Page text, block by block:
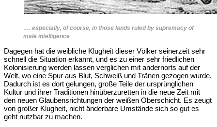
…. especially, of course, in those lands ruled by supremacy of
male intelligence
Dagegen hat die weibliche Klugheit dieser Völker seinerzeit sehr
schnell die Situation erkannt, und es zu einer sehr friedlichen
Kolonisierung werden lassen verglichen mit andernorts auf der
Welt, wo eine Spur aus Blut, Schweiß und Tränen gezogen wurde.
Dadurch ist es dort gelungen, große Teile der ursprünglichen
Kultur und ihrer Traditionen hinüberzuretten in die neue Zeit mit
den neuen Glaubensrichtungen der weißen Oberschicht. Es zeugt
von großer Klugheit, nicht änderbare Umstände sich so gut es
geht nutzbar zu machen.